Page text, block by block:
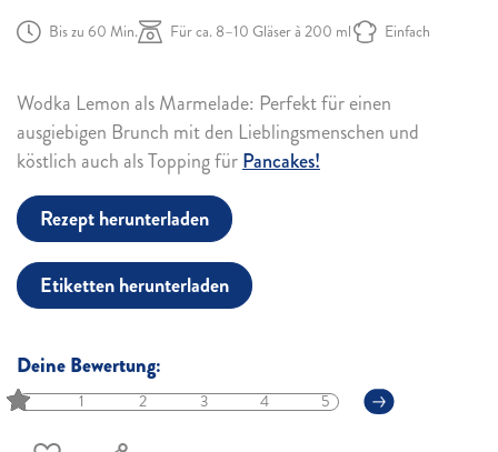
Bis zu 60 Min. Für ca. 8–10 Gläser à 200 ml Einfach
Wodka Lemon als Marmelade: Perfekt für einen
ausgiebigen Brunch mit den Lieblingsmenschen und
köstlich auch als Topping fürPancakes!
Rezept herunterladen
Etiketten herunterladen
Deine Bewertung:
1 2 3 4 5